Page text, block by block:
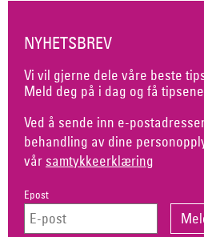
NYHETSBREV
Vi vil gjerne dele våre beste
Meld deg på i dag og få
Ved å sende inn e-
behandling av dine
vår samtykkeerklæring
Epost